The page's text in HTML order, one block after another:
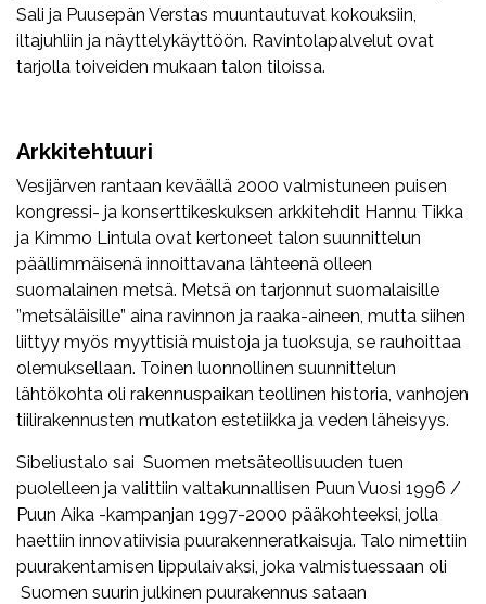
Sali ja Puusepän Verstas muuntautuvat kokouksiin,
iltajuhliin ja näyttelykäyttöön. Ravintolapalvelut ovat
tarjolla toiveiden mukaan talon tiloissa.
Arkkitehtuuri
Vesijärven rantaan keväällä 2000 valmistuneen puisen
kongressi- ja konserttikeskuksen arkkitehdit Hannu Tikka
ja Kimmo Lintula ovat kertoneet talon suunnittelun
päällimmäisenä innoittavana lähteenä olleen
suomalainen metsä. Metsä on tarjonnut suomalaisille
”metsäläisille” aina ravinnon ja raaka-aineen, mutta siihen
liittyy myös myyttisiä muistoja ja tuoksuja, se rauhoittaa
olemuksellaan. Toinen luonnollinen suunnittelun
lähtökohta oli rakennuspaikan teollinen historia, vanhojen
tiilirakennusten mutkaton estetiikka ja veden läheisyys.
Sibeliustalo sai Suomen metsäteollisuuden tuen
puolelleen ja valittiin valtakunnallisen Puun Vuosi 1996 /
Puun Aika -kampanjan 1997-2000 pääkohteeksi, jolla
haettiin innovatiivisia puurakenneratkaisuja. Talo nimettiin
puurakentamisen lippulaivaksi, joka valmistuessaan oli
Suomen suurin julkinen puurakennus sataan